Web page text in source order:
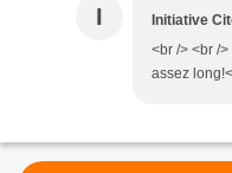
I Initiative
<br /> <br /
assez